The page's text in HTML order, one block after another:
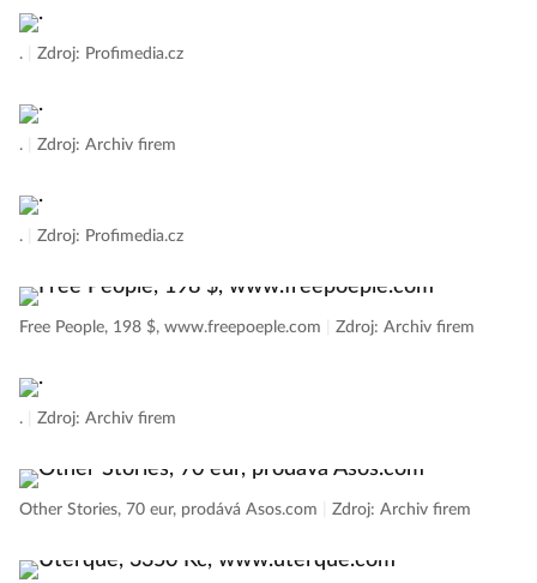
. Zdroj: Profimedia.cz
. Zdroj: Archiv firem
. Zdroj: Profimedia.cz
Free People, 198 $, www.freepoeple.com Zdroj: Archiv firem
. Zdroj: Archiv firem
Other Stories, 70 eur, prodává Asos.com Zdroj: Archiv firem